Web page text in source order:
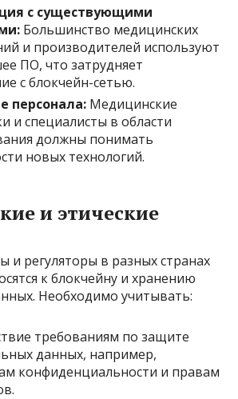
с существующими
Большинство медицинских
и производителей используют
ПО, что затрудняет
с блокчейн-сетью.
персонала: Медицинские
и специалисты в области
должны понимать
новых технологий.
и этические
регуляторы в разных странах
к блокчейну и хранению
Необходимо учитывать:
требованиям по защите
данных, например,
конфиденциальности и правам